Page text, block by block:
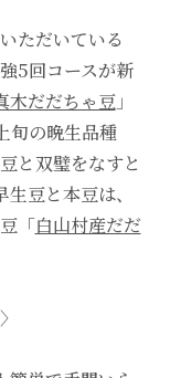
ただいている
5回コースが新
木だだちゃ豆」
旬の晩生品種
と双璧をなすと
豆と本豆は、
「白山村産だだ